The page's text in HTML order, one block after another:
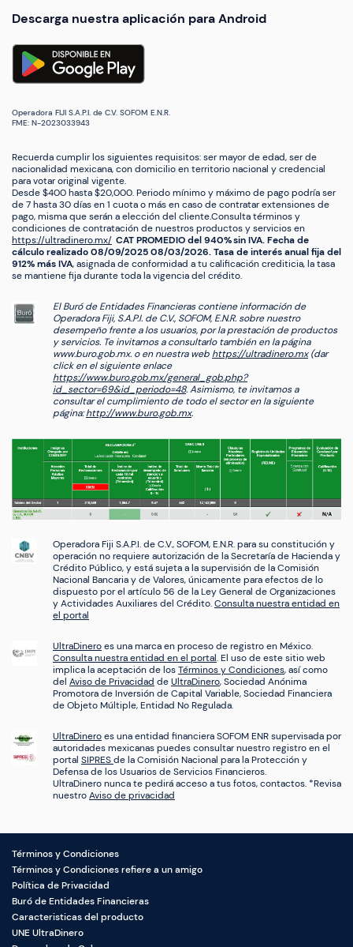
Descarga nuestra aplicación para Android
Operadora FIJI S.A.P.I. de C.V. SOFOM E.N.R.
FME: N-2023033943
Recuerda cumplir los siguientes requisitos: ser mayor de edad, ser de
nacionalidad mexicana, con domicilio en territorio nacional y credencial
para votar original vigente.
Desde $400 hasta $20,000. Periodo mínimo y máximo de pago podría ser
de 7 hasta 30 días en 1 cuota o más en caso de contratar extensiones de
pago, misma que serán a elección del cliente.Consulta términos y
condiciones de contratación de nuestros productos y servicios en
https://ultradinero.mx/ CAT PROMEDIO del 940% sin IVA. Fecha de
cálculo realizado 08/09/2025 08/03/2026. Tasa de interés anual fija del
912% más IVA, asignada de conformidad a tu calificación crediticia, la tasa
se mantiene fija durante toda la vigencia del crédito.
El Buró de Entidades Financieras contiene información de
Operadora Fiji, S.A.P.I. de C.V., SOFOM, E.N.R. sobre nuestro
desempeño frente a los usuarios, por la prestación de productos
y servicios. Te invitamos a consultarlo también en la página
www.buro.gob.mx. o en nuestra web https://ultradinero.mx(dar
click en el siguiente enlace
https://www.buro.gob.mx/general_gob.php?
id_sector=69&id_periodo=48. Asimismo, te invitamos a
consultar el cumplimiento de todo el sector en la siguiente
página:http://www.buro.gob.mx.
Operadora Fiji S.A.P.I. de C.V., SOFOM, E.N.R. para su constitución y
operación no requiere autorización de la Secretaría de Hacienda y
Crédito Público, y está sujeta a la supervisión de la Comisión
Nacional Bancaria y de Valores, únicamente para efectos de lo
dispuesto por el artículo 56 de la Ley General de Organizaciones
y Actividades Auxiliares del Crédito.Consulta nuestra entidad en
el portal
UltraDineroes una marca en proceso de registro en México.
Consulta nuestra entidad en el portal. El uso de este sitio web
implica la aceptación de losTérminos y Condiciones, así como
del Aviso de Privacidad deUltraDinero, Sociedad Anónima
Promotora de Inversión de Capital Variable, Sociedad Financiera
de Objeto Múltiple, Entidad No Regulada.
UltraDineroes una entidad financiera SOFOM ENR supervisada por
autoridades mexicanas puedes consultar nuestro registro en el
portal SIPRESde la Comisión Nacional para la Protección y
Defensa de los Usuarios de Servicios Financieros.
UltraDinero nunca te pedirá acceso a tus fotos, contactos. *Revisa
nuestroAviso de privacidad
Términos y Condiciones
Términos y Condiciones refiere a un amigo
Política de Privacidad
Buró de Entidades Financieras
Caracteristicas del producto
UNE UltraDinero